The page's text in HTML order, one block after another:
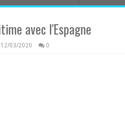
avec l'Espagne
12/03/2020 0